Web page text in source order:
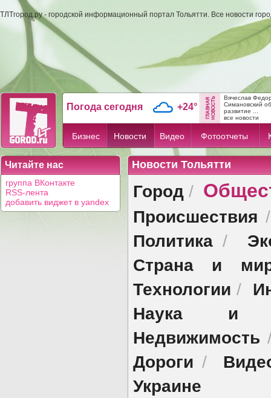
ТЛТгород.ру - городской информационный портал Тольятти. Все новости
Погода сегодня +24°
Вячеслав
Симановский
развитие ...
все новости
Бизнес Новости Видео Фотоотчеты
Читайте нас
группа ВКонтакте
RSS-лента
добавить виджет в yandex
Новости Тольятти
Город /
Происшествия
Политика /
Страна и
Технологии /
Наука и
Недвижимость
Дороги /
Украине